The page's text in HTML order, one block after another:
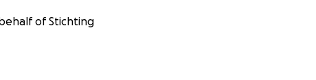
of Stichting